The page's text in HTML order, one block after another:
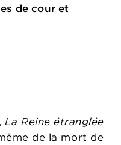
de cour et
La Reine étranglée
de la mort de